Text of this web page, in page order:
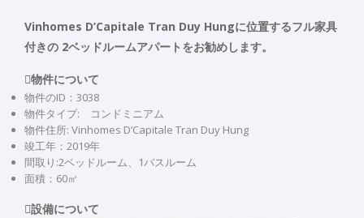
Vinhomes D’Capitale Tran Duy Hungに位置するフル家具
付きの 2ベッドルームアパートをお勧めします。
物件について
物件のID：3038
物件タイプ: コンドミニアム
物件住所: Vinhomes D’Capitale Tran Duy Hung
竣工年：2019年
間取り:2ベッドルーム、1バスルーム
面積：60㎡
設備について